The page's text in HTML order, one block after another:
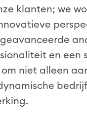
klanten; we
en een
niet alleen